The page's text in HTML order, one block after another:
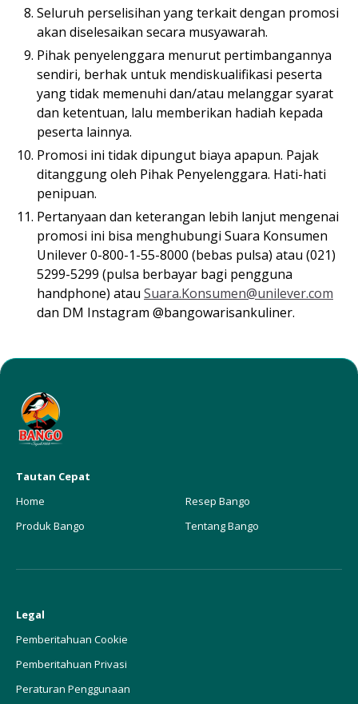
Seluruh perselisihan yang terkait dengan promosi
akan diselesaikan secara musyawarah.
Pihak penyelenggara menurut pertimbangannya
sendiri, berhak untuk mendiskualifikasi peserta
yang tidak memenuhi dan/atau melanggar syarat
dan ketentuan, lalu memberikan hadiah kepada
peserta lainnya.
Promosi ini tidak dipungut biaya apapun. Pajak
ditanggung oleh Pihak Penyelenggara. Hati-hati
penipuan.
Pertanyaan dan keterangan lebih lanjut mengenai
promosi ini bisa menghubungi Suara Konsumen
Unilever 0-800-1-55-8000 (bebas pulsa) atau (021)
5299-5299 (pulsa berbayar bagi pengguna
handphone) atau Suara.Konsumen@unilever.com
dan DM Instagram @bangowarisankuliner.
Tautan Cepat
Home
Produk Bango
Resep Bango
Tentang Bango
Legal
Pemberitahuan Cookie
Pemberitahuan Privasi
Peraturan Penggunaan